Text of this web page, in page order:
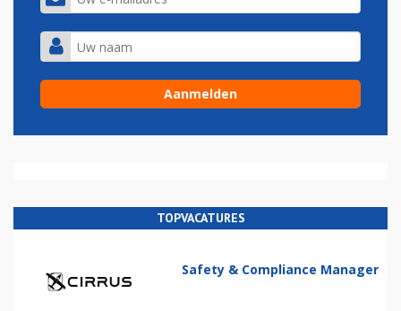
TOPVACATURES
Safety & Compliance Manager